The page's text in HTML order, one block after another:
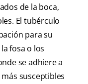
de la boca,
El tubérculo
para su
fosa o los
se adhiere a
susceptibles